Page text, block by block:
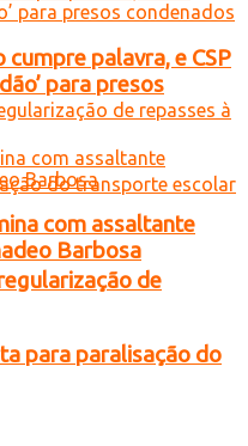
de
para paralisação do
palavra, e CSP
para presos
com assaltante
Barbosa